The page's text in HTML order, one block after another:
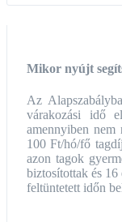
Mikor nyújt
Az
várakozási idő
amennyiben nem
100 Ft/hó/fő
azon tagok
biztosítottak és
feltüntetett időn